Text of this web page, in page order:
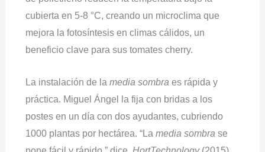
cubierta en 5-8 °C, creando un microclima que
mejora la fotosíntesis en climas cálidos, un
beneficio clave para sus tomates cherry.
La instalación de la media sombra es rápida y
práctica. Miguel Ángel la fija con bridas a los
postes en un día con dos ayudantes, cubriendo
1000 plantas por hectárea. “La media sombra se